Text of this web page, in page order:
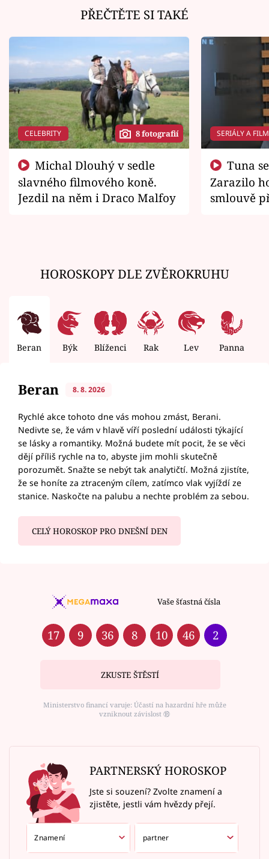
PŘEČTĚTE SI TAKÉ
CELEBRITY 8 fotografií
slavného filmového koně.
Jezdil na něm i Draco Malfoy
SERIÁLY A
Zarazilo
smlouvě
HOROSKOPY DLE ZVĚROKRUHU
Beran Býk Blíženci Rak Lev Panna
Beran 8. 8. 2026
Rychlé akce tohoto dne vás mohou zmást, Berani.
Nedivte se, že vám v hlavě víří poslední události týkající
se lásky a romantiky. Možná budete mít pocit, že se věci
dějí příliš rychle na to, abyste jim mohli skutečně
porozumět. Snažte se nebýt tak analytičtí. Možná zjistíte,
že se honíte za ztraceným cílem, zatímco vlak vyjíždí ze
stanice. Naskočte na palubu a nechte problém za sebou.
CELÝ HOROSKOP PRO DNEŠNÍ DEN
Vaše šťastná čísla
17 9 36 8 10 46 2
ZKUSTE ŠTĚSTÍ
Ministerstvo financí varuje: Účastí na hazardní hře může
vzniknout závislost ⑱
PARTNERSKÝ HOROSKOP
Jste si souzení? Zvolte znamení a
zjistěte, jestli vám hvězdy přejí.